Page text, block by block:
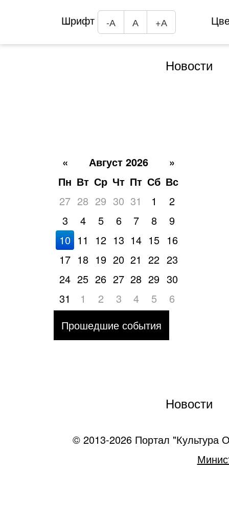
Шрифт -А А +А
Новости
« Август 2026
»
Пн Вт Ср Чт Пт Сб Вс
27 28 29 30 31 1
2
3
4 5 6 7 8
9
10 11 12 13 14 15 16
17 18 19 20 21 22 23
24 25 26 27 28 29 30
31
1 2 3 4 5
6
Прошедшие события
Новости
© 2013-2026 Портал "Культура